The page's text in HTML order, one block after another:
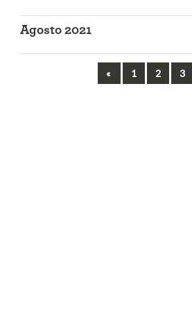
Agosto 2021
« Previous
1 2 3